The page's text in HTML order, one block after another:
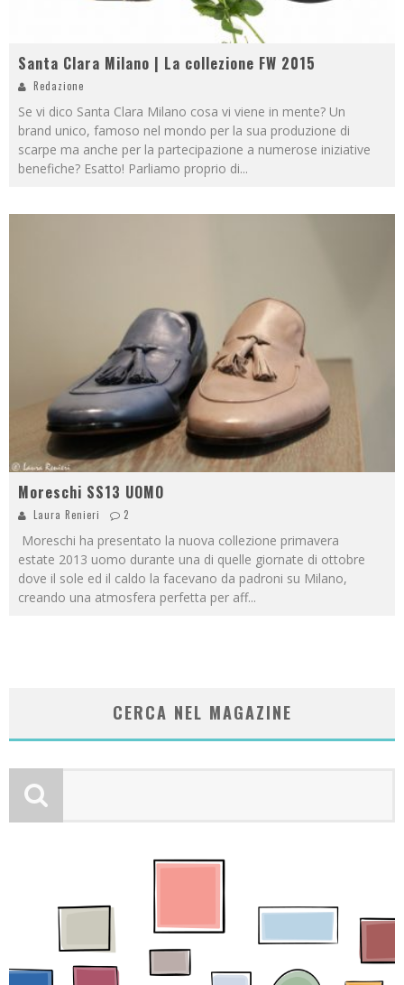
Santa Clara Milano | La collezione FW 2015
Redazione
Se vi dico Santa Clara Milano cosa vi viene in mente? Un
brand unico, famoso nel mondo per la sua produzione di
scarpe ma anche per la partecipazione a numerose iniziative
benefiche? Esatto! Parliamo proprio di...
Moreschi SS13 UOMO
Laura Renieri 2
Moreschi ha presentato la nuova collezione primavera
estate 2013 uomo durante una di quelle giornate di ottobre
dove il sole ed il caldo la facevano da padroni su Milano,
creando una atmosfera perfetta per aff...
CERCA NEL MAGAZINE